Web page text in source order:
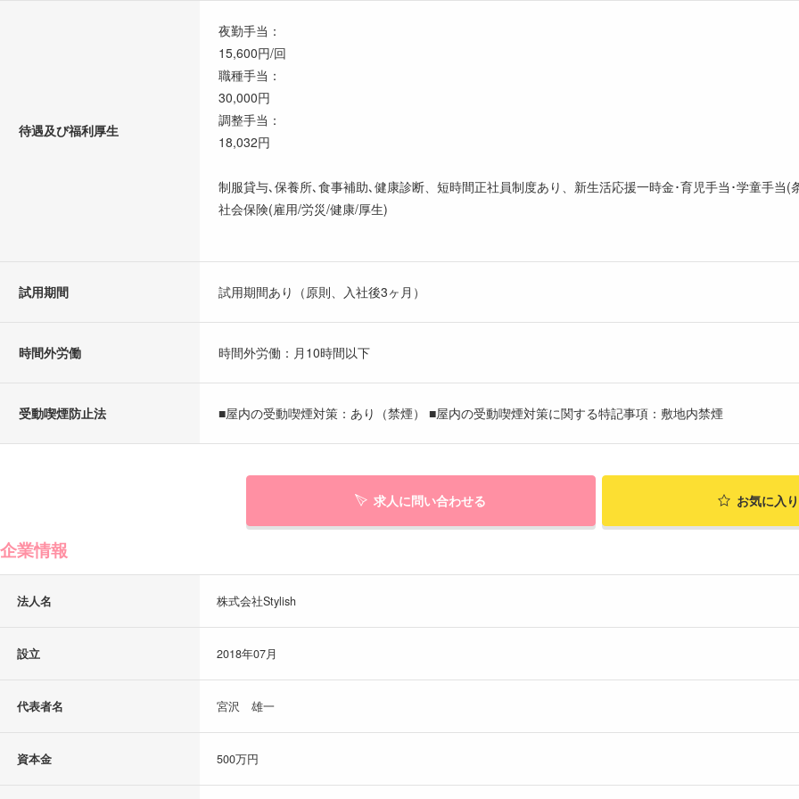
待遇及び福利厚生
夜勤手当：
15,600円/回
職種手当：
30,000円
調整手当：
18,032円
制服貸与､保養所､食事補助､健康診断、短時間正社員制度あり、新生活応援一時金･育児手当･学童手当(
社会保険(雇用/労災/健康/厚生)
試用期間 試用期間あり（原則、入社後3ヶ月）
時間外労働 時間外労働：月10時間以下
受動喫煙防止法 ■屋内の受動喫煙対策：あり（禁煙） ■屋内の受動喫煙対策に関する特記事項：敷地内禁煙
求人に問い合わせる お気に入
企業情報
法人名 株式会社Stylish
設立 2018年07月
代表者名 宮沢 雄一
資本金 500万円